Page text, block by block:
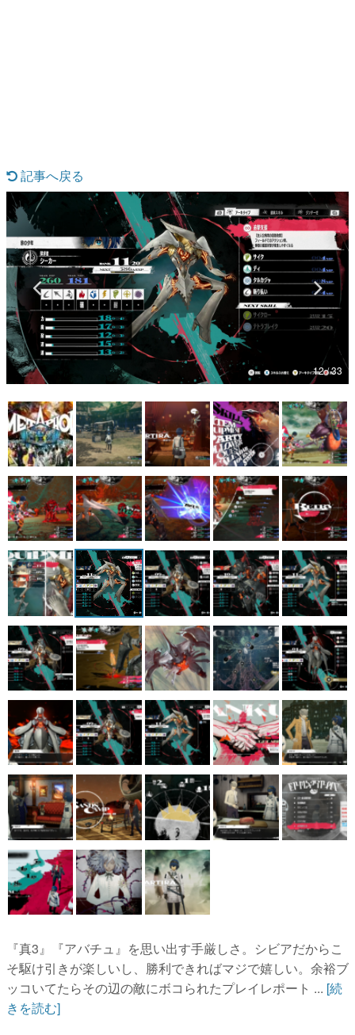
なんでゲームは面白い？
ゲーム開発者・hamatsu氏がゲームの魅力を画面や操作の
具体的な形から解き明かしていく、硬派で骨太な評論連載
です。
ゲームが変えた日本語
「経験値」「裏技」「ラスボス」… ゲームにまつわる言葉
の起源や用法の変遷を、コンピューター文化史研究家・タ
イニーP氏が徹底調査。
カテゴリ
特集記事
マンガ
女性向け
アプリレビュー
その他
電ファミニコゲーマーとは？
運営：株式会社マレ
記事へ戻る
12 / 33
『真3』『アバチュ』を思い出す手厳しさ。シビアだからこ
そ駆け引きが楽しいし、勝利できればマジで嬉しい。余裕ブ
ッコいてたらその辺の敵にボコられたプレイレポート ... [続
きを読む]